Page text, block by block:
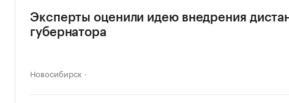
Эксперты оценили идею внедрения
губернатора
Новосибирск